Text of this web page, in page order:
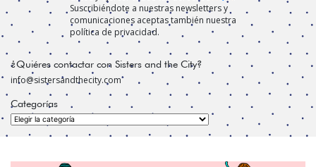
Suscribiéndote a nuestras newsletters y
comunicaciones aceptas también nuestra
política de privacidad.
¿Quiéres contactar con Sisters and the City?
info@sistersandthecity.com
Categorías
Categorías